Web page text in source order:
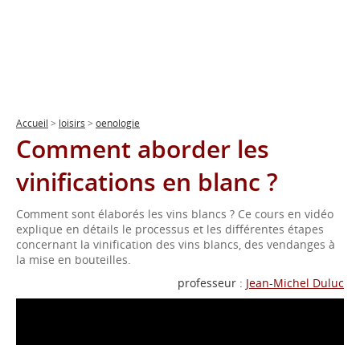
Accueil > loisirs > oenologie
Comment aborder les
vinifications en blanc ?
Comment sont élaborés les vins blancs ? Ce cours en vidéo
explique en détails le processus et les différentes étapes
concernant la vinification des vins blancs, des vendanges à
la mise en bouteilles.
professeur : Jean-Michel Duluc